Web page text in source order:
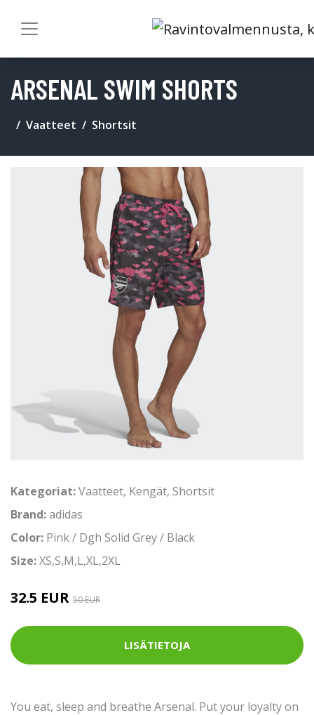
ARSENAL SWIM SHORTS
Vaatteet Shortsit
Kategoriat:Vaatteet, Kengät, Shortsit
Brand:adidas
Color: Pink / Dgh Solid Grey / Black
Size:XS,S,M,L,XL,2XL
32.5 EUR 50 EUR
LISÄTIETOJA
You eat, sleep and breathe Arsenal. Put your loyalty on